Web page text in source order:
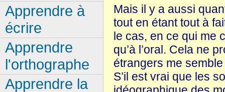
Mais il y a aussi
tout en étant tout à
le cas, en ce qui me
qu’à l’oral. Cela ne
étrangers me
S’il est vrai que les
Apprendre à
écrire
Apprendre
l'orthographe
Apprendre la